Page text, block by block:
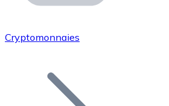
Rejoignez notre réseau de
Ajoutez le token de votre
Cryptomonnaies